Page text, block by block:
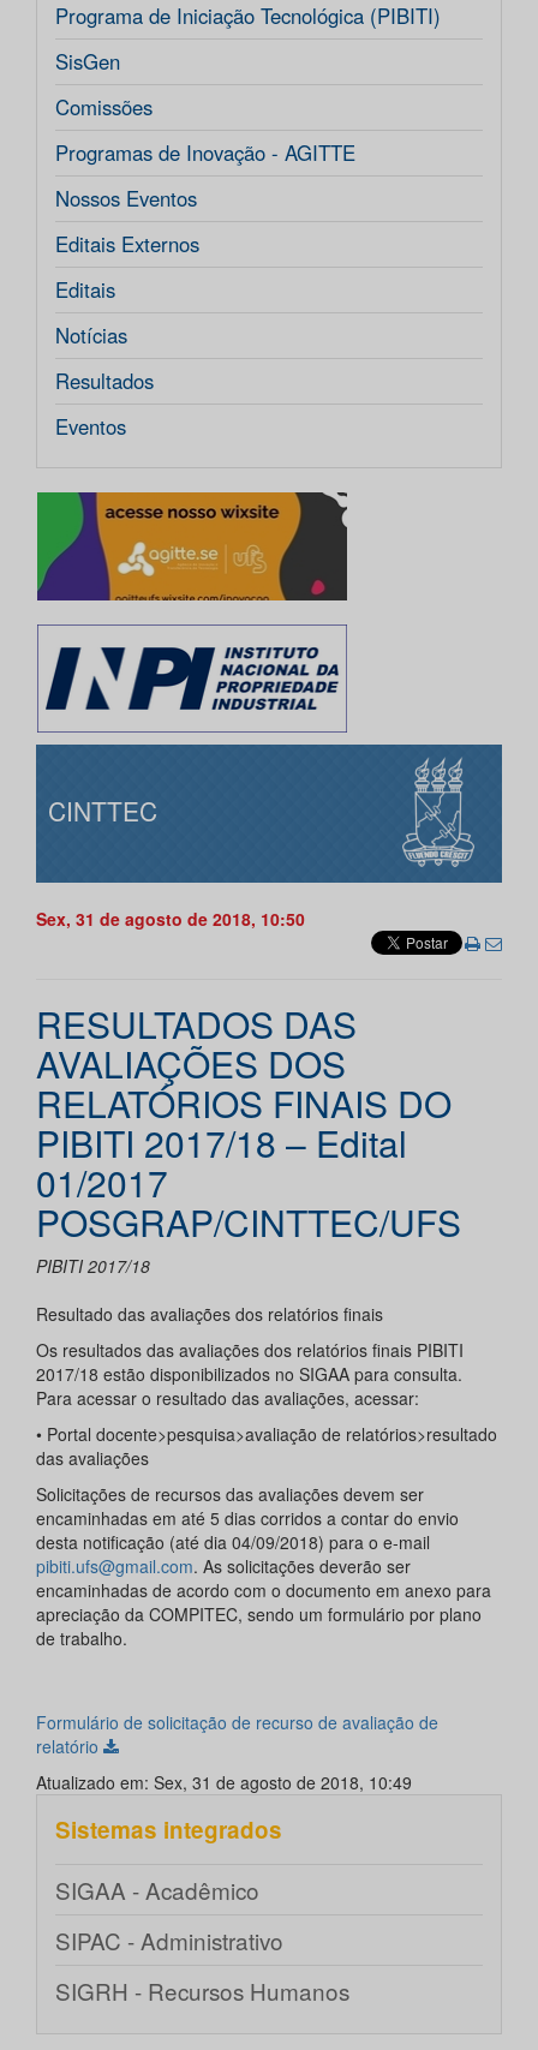
Programa de Iniciação Tecnológica (PIBITI)
SisGen
Comissões
Programas de Inovação - AGITTE
Nossos Eventos
Editais Externos
Editais
Notícias
Resultados
Eventos
CINTTEC
Sex, 31 de agosto de 2018, 10:50
RESULTADOS DAS
AVALIAÇÕES DOS
RELATÓRIOS FINAIS DO
PIBITI 2017/18 – Edital
01/2017
POSGRAP/CINTTEC/UFS
PIBITI 2017/18
Resultado das avaliações dos relatórios finais
Os resultados das avaliações dos relatórios finais PIBITI
2017/18 estão disponibilizados no SIGAA para consulta.
Para acessar o resultado das avaliações, acessar:
• Portal docente>pesquisa>avaliação de relatórios>resultado
das avaliações
Solicitações de recursos das avaliações devem ser
encaminhadas em até 5 dias corridos a contar do envio
desta notificação (até dia 04/09/2018) para o e-mail
pibiti.ufs@gmail.com. As solicitações deverão ser
encaminhadas de acordo com o documento em anexo para
apreciação da COMPITEC, sendo um formulário por plano
de trabalho.
Formulário de solicitação de recurso de avaliação de
relatório
Atualizado em: Sex, 31 de agosto de 2018, 10:49
Sistemas integrados
SIGAA - Acadêmico
SIPAC - Administrativo
SIGRH - Recursos Humanos